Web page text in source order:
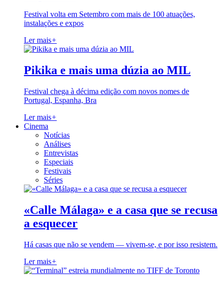
Festival volta em Setembro com mais de 100 atuações,
instalações e expos
Ler mais+
Pikika e mais uma dúzia ao MIL
Festival chega à décima edição com novos nomes de
Portugal, Espanha, Bra
Ler mais+
Cinema
Notícias
Análises
Entrevistas
Especiais
Festivais
Séries
«Calle Málaga» e a casa que se recusa
a esquecer
Há casas que não se vendem — vivem-se, e por isso resistem.
Ler mais+